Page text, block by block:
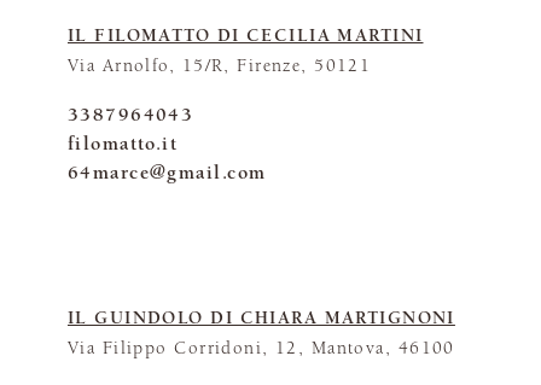
IL FILOMATTO DI CECILIA MARTINI
Via Arnolfo, 15/R, Firenze, 50121
3387964043
filomatto.it
64marce@gmail.com
IL GUINDOLO DI CHIARA MARTIGNONI
Via Filippo Corridoni, 12, Mantova, 46100